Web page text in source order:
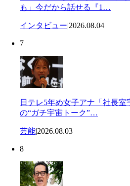
も」今だから話せる『1…
インタビュー|2026.08.04
7
日テレ5年め女子アナ「社長
の“ガチ宇宙トーク”…
芸能|2026.08.03
8